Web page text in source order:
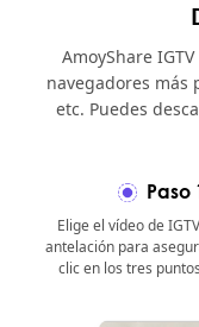
AmoyShare
navegadores más
etc. Puedes
Paso
Elige el vídeo de
antelación para
clic en los tres